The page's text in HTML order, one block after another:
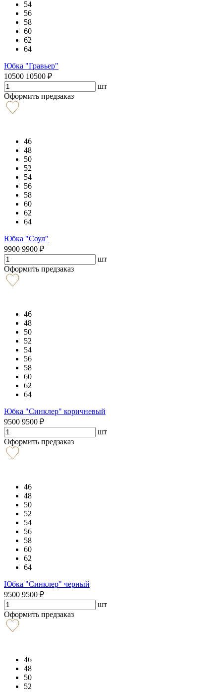
54
56
58
60
62
64
Юбка "Гравьер"
10500 10500 ₽
шт
Оформить предзаказ
46
48
50
52
54
56
58
60
62
64
Юбка "Соул"
9900 9900 ₽
шт
Оформить предзаказ
46
48
50
52
54
56
58
60
62
64
Юбка "Синклер" коричневый
9500 9500 ₽
шт
Оформить предзаказ
46
48
50
52
54
56
58
60
62
64
Юбка "Синклер" черный
9500 9500 ₽
шт
Оформить предзаказ
46
48
50
52